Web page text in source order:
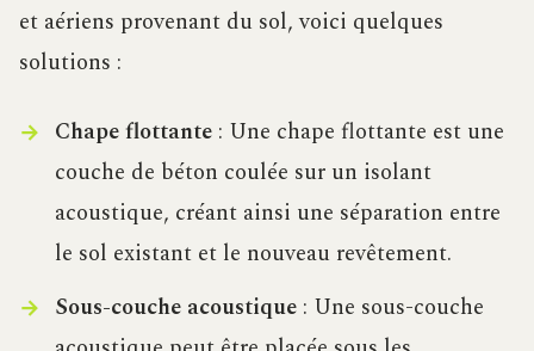
et aériens provenant du sol, voici quelques
solutions :
Chape flottante : Une chape flottante est une
couche de béton coulée sur un isolant
acoustique, créant ainsi une séparation entre
le sol existant et le nouveau revêtement.
Sous-couche acoustique : Une sous-couche